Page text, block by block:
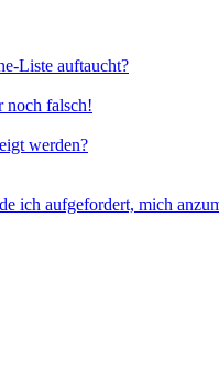
Liste auftaucht?
noch falsch!
werden?
ich aufgefordert, mich